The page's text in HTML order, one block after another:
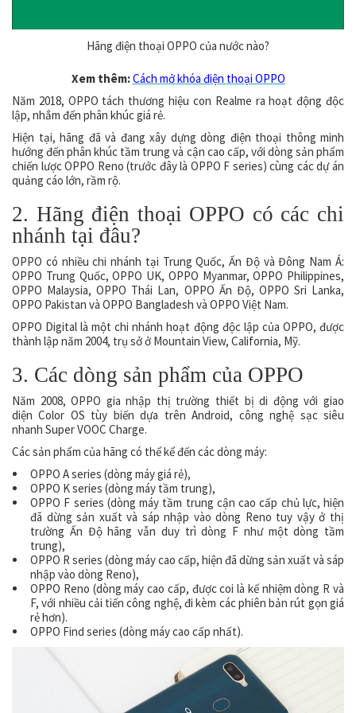
Hãng điện thoại OPPO của nước nào?
Xem thêm:Cách mở khóa điện thoại OPPO
Năm 2018, OPPO tách thương hiệu con Realme ra hoạt động độc
lập, nhắm đến phân khúc giá rẻ.
Hiện tại, hãng đã và đang xây dựng dòng điện thoại thông minh
hướng đến phân khúc tầm trung và cận cao cấp, với dòng sản phẩm
chiến lược OPPO Reno (trước đây là OPPO F series) cùng các dự án
quảng cáo lớn, rầm rộ.
2. Hãng điện thoại OPPO có các chi
nhánh tại đâu?
OPPO có nhiều chi nhánh tại Trung Quốc, Ấn Độ và Đông Nam Á:
OPPO Trung Quốc, OPPO UK, OPPO Myanmar, OPPO Philippines,
OPPO Malaysia, OPPO Thái Lan, OPPO Ấn Độ, OPPO Sri Lanka,
OPPO Pakistan và OPPO Bangladesh và OPPO Việt Nam.
OPPO Digital là một chi nhánh hoạt động độc lập của OPPO, được
thành lập năm 2004, trụ sở ở Mountain View, California, Mỹ.
3. Các dòng sản phẩm của OPPO
Năm 2008, OPPO gia nhập thị trường thiết bị di động với giao
diện Color OS tùy biến dựa trên Android, công nghệ sạc siêu
nhanh Super VOOC Charge.
Các sản phẩm của hãng có thể kể đến các dòng máy:
OPPO A series (dòng máy giá rẻ),
OPPO K series (dòng máy tầm trung),
OPPO F series (dòng máy tầm trung cận cao cấp chủ lực, hiện
đã dừng sản xuất và sáp nhập vào dòng Reno tuy vậy ở thị
trường Ấn Độ hãng vẫn duy trì dòng F như một dòng tầm
trung),
OPPO R series (dòng máy cao cấp, hiện đã dừng sản xuất và sáp
nhập vào dòng Reno),
OPPO Reno (dòng máy cao cấp, được coi là kế nhiệm dòng R và
F, với nhiều cải tiến công nghệ, đi kèm các phiên bản rút gọn giá
rẻ hơn).
OPPO Find series (dòng máy cao cấp nhất).